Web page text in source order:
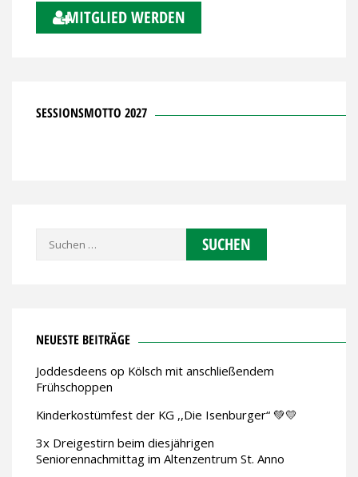
MITGLIED WERDEN
SESSIONSMOTTO 2027
Suchen
NEUESTE BEITRÄGE
Joddesdeens op Kölsch mit anschließendem
Frühschoppen
Kinderkostümfest der KG ,,Die Isenburger“ 💚💛
3x Dreigestirn beim diesjährigen
Seniorennachmittag im Altenzentrum St. Anno